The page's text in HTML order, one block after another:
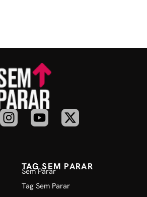
TAG SEM PARAR
Sem Parar
Tag Sem Parar